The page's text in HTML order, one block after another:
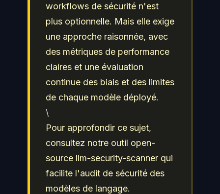
workflows de sécurité n'est
plus optionnelle. Mais elle exige
une approche raisonnée, avec
des métriques de performance
claires et une évaluation
continue des biais et des limites
de chaque modèle déployé.
\
Pour approfondir ce sujet,
consultez notre outil open-
source llm-security-scanner qui
facilite l'audit de sécurité des
modèles de langage.